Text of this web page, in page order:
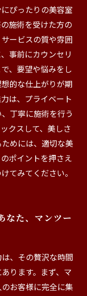
ぴったりの美容室
施術を受けた方の
ービスの質や雰囲
事前にカウンセリ
、要望や悩みをし
的な仕上がりが期
は、プライベート
丁寧に施術を行う
クスして、美しさ
めには、適切な美
ポイントを押さえ
てみてください。
なた、マンツー
、その贅沢な時間
ります。まず、マ
お客様に完全に集